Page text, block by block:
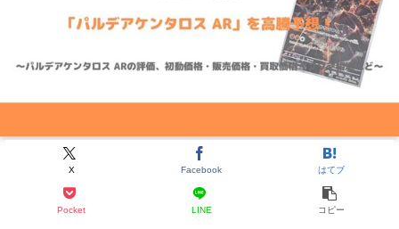
X Facebook はてブ
Pocket LINE コピー